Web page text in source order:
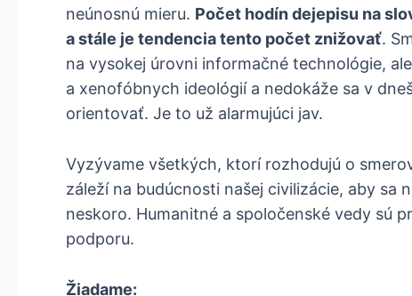
neúnosnú mieru. Počet hodín dejepisu na
a stále je tendencia tento počet znižovať.
na vysokej úrovni informačné technológie,
a xenofóbnych ideológií a nedokáže sa v
orientovať. Je to už alarmujúci jav.
Vyzývame všetkých, ktorí rozhodujú o
záleží na budúcnosti našej civilizácie, aby sa
neskoro. Humanitné a spoločenské vedy sú
podporu.
Žiadame: